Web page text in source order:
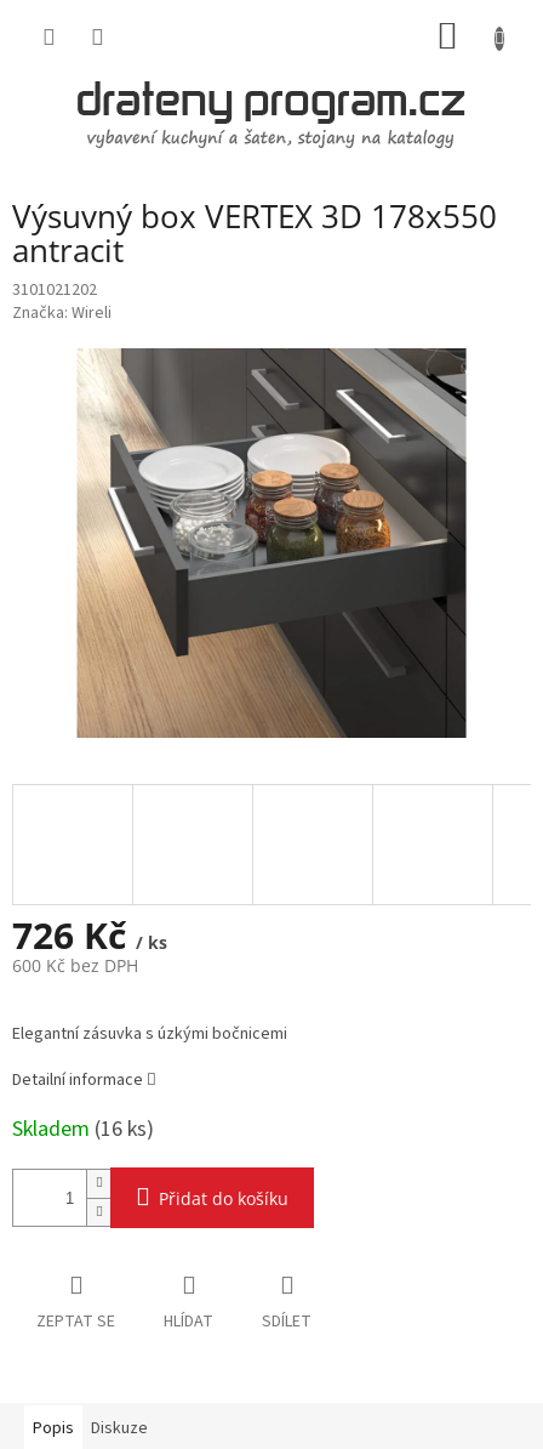
Výsuvný box VERTEX 3D 178x550
antracit
3101021202
Značka: Wireli
726 Kč / ks
600 Kč bez DPH
cena:
Elegantní zásuvka s úzkými bočnicemi
Detailní informace
Skladem (16 ks)
Přidat do košíku
ZEPTAT SE HLÍDAT SDÍLET
Popis Diskuze